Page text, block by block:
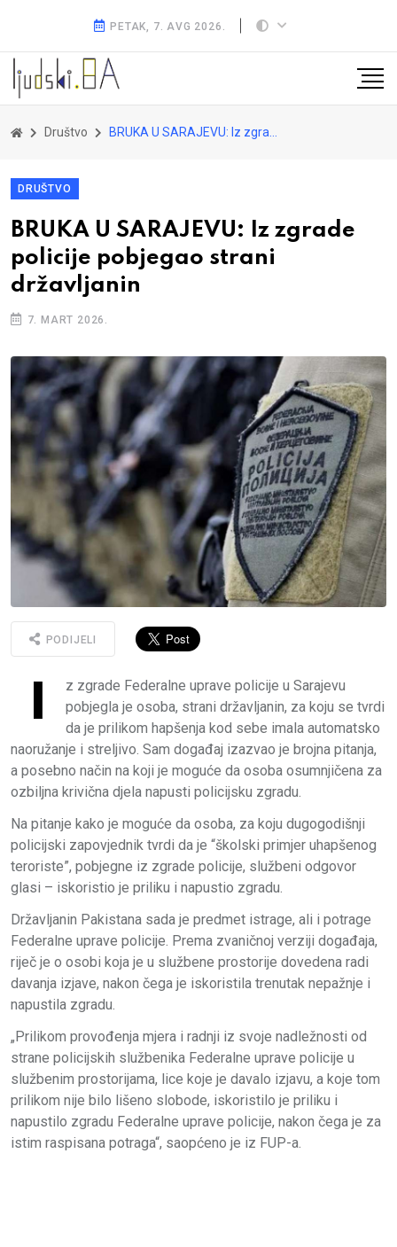
PETAK, 7. AVG 2026.
Društvo BRUKA U SARAJEVU: Iz zgrade policije pobjegao strani državljanin
DRUŠTVO
BRUKA U SARAJEVU: Iz zgrade
policije pobjegao strani
državljanin
7. MART 2026.
PODIJELI
I
z zgrade Federalne uprave policije u Sarajevu
pobjegla je osoba, strani državljanin, za koju se tvrdi
da je prilikom hapšenja kod sebe imala automatsko
naoružanje i streljivo. Sam događaj izazvao je brojna pitanja,
a posebno način na koji je moguće da osoba osumnjičena za
ozbiljna krivična djela napusti policijsku zgradu.
Na pitanje kako je moguće da osoba, za koju dugogodišnji
policijski zapovjednik tvrdi da je “školski primjer uhapšenog
teroriste”, pobjegne iz zgrade policije, službeni odgovor
glasi – iskoristio je priliku i napustio zgradu.
Državljanin Pakistana sada je predmet istrage, ali i potrage
Federalne uprave policije. Prema zvaničnoj verziji događaja,
riječ je o osobi koja je u službene prostorije dovedena radi
davanja izjave, nakon čega je iskoristila trenutak nepažnje i
napustila zgradu.
„Prilikom provođenja mjera i radnji iz svoje nadležnosti od
strane policijskih službenika Federalne uprave policije u
službenim prostorijama, lice koje je davalo izjavu, a koje tom
prilikom nije bilo lišeno slobode, iskoristilo je priliku i
napustilo zgradu Federalne uprave policije, nakon čega je za
istim raspisana potraga“, saopćeno je iz FUP-a.